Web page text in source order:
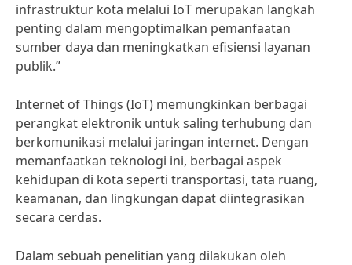
infrastruktur kota melalui IoT merupakan langkah
penting dalam mengoptimalkan pemanfaatan
sumber daya dan meningkatkan efisiensi layanan
publik.”
Internet of Things (IoT) memungkinkan berbagai
perangkat elektronik untuk saling terhubung dan
berkomunikasi melalui jaringan internet. Dengan
memanfaatkan teknologi ini, berbagai aspek
kehidupan di kota seperti transportasi, tata ruang,
keamanan, dan lingkungan dapat diintegrasikan
secara cerdas.
Dalam sebuah penelitian yang dilakukan oleh